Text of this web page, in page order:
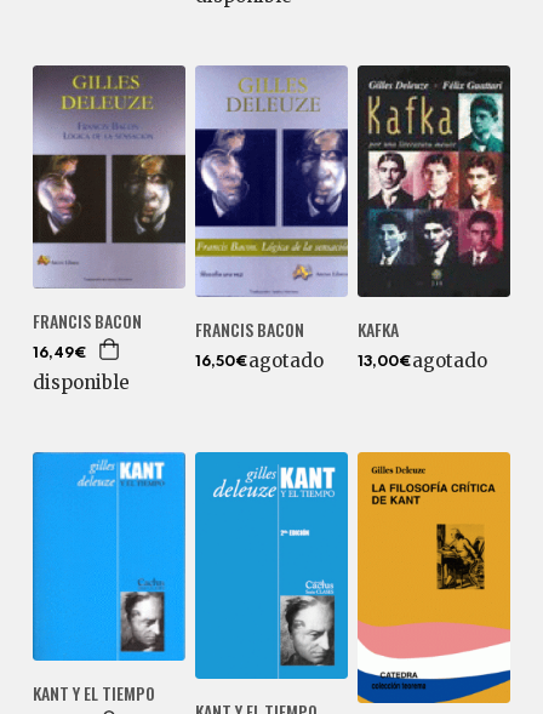
FRANCIS BACON
16,49€
disponible
FRANCIS BACON
16,50€agotado
KAFKA
13,00€agotado
KANT Y EL TIEMPO